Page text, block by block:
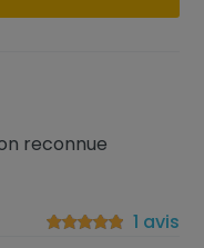
reconnue
1 avis